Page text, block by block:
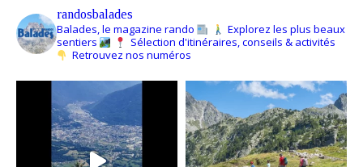
randosbalades
Balades, le magazine rando
Explorez les plus beaux
sentiers
Sélection d'itinéraires, conseils & activités
Retrouvez nos numéros